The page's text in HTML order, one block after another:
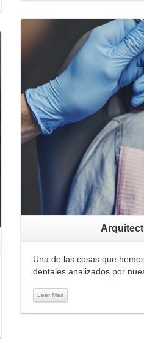
Una de las cosas que
dentales analizados por
Leer Más